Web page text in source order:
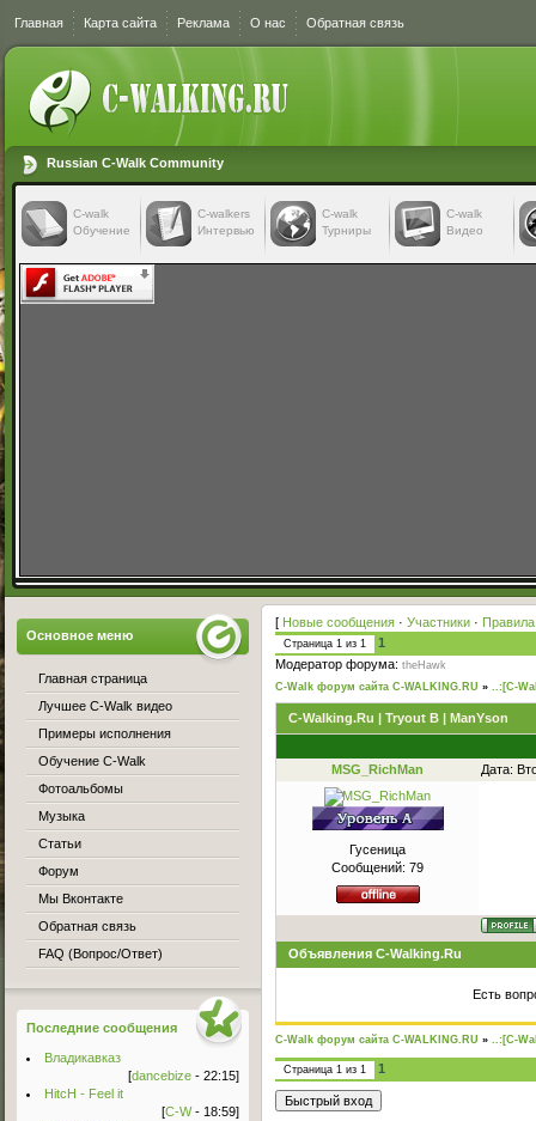
Главная Карта сайта Реклама О нас Обратная связь
Russian C-Walk Community
C-walk
Обучение
C-walkers
Интервью
С-walk
Турниры
С-walk
Видео
[ Новые сообщения · Участники ·
Страница 1 из 1
1
Модератор форума: theHawk
C-Walk форум сайта C-WALKING.RU » ..:[C-
C-Walking.Ru | Tryout B | ManYson
MSG_RichMan Дата:
Гусеница
Сообщений: 79
Объявления C-Walking.Ru
Есть
C-Walk форум сайта C-WALKING.RU » ..:[C-
Страница 1 из 1 1
Основное меню
Главная страница
Лучшее C-Walk видео
Примеры исполнения
Обучение C-Walk
Фотоальбомы
Музыка
Статьи
Форум
Мы Вконтакте
Обратная связь
FAQ (Вопрос/Ответ)
Последние сообщения
Владикавказ
[dancebize - 22:15]
HitcH - Feel it
[C-W- 18:59]